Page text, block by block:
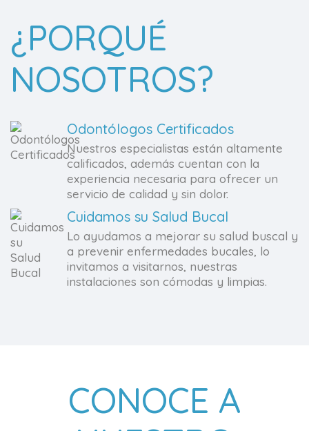
¿PORQUÉ
NOSOTROS?
Odontólogos Certificados
Nuestros especialistas están altamente
calificados, además cuentan con la
experiencia necesaria para ofrecer un
servicio de calidad y sin dolor.
Cuidamos su Salud Bucal
Lo ayudamos a mejorar su salud buscal y
a prevenir enfermedades bucales, lo
invitamos a visitarnos, nuestras
instalaciones son cómodas y limpias.
CONOCE A